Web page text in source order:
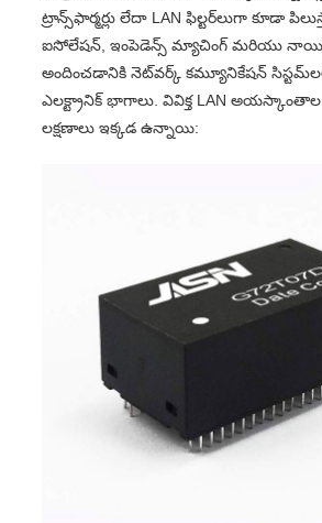
ట్రాన్స్‌ఫార్మర్లు లేదా LAN ఫిల్టర్‌లుగా కూడా
ఐసోలేషన్, ఇంపెడెన్స్ మ్యాచింగ్ మరియు నాయిస్
అందించడానికి నెట్‌వర్క్ కమ్యూనికేషన్
ఎలక్ట్రానిక్ భాగాలు. వివిక్త LAN
లక్షణాలు ఇక్కడ ఉన్నాయి: